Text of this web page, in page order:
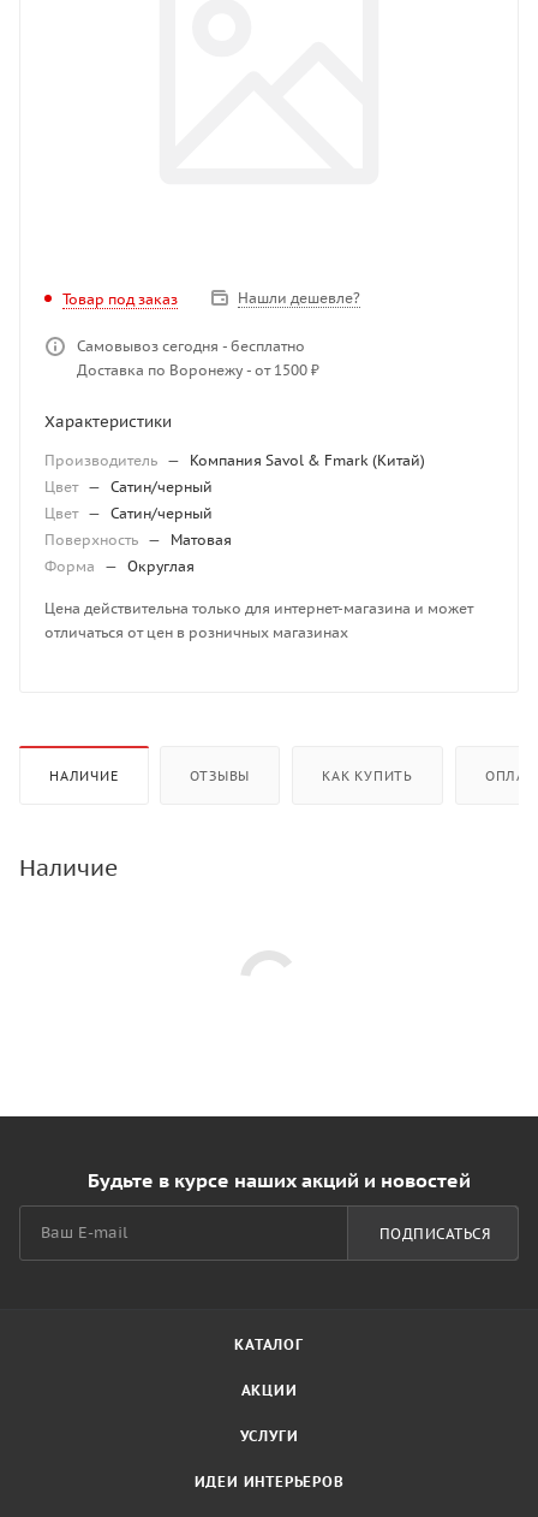
Товар под заказ Нашли дешевле?
Самовывоз сегодня - бесплатно
Доставка по Воронежу - от 1500 ₽
Характеристики
Производитель —
Компания Savol & Fmark (Китай)
Цвет — Сатин/черный
Цвет — Сатин/черный
Поверхность —
Матовая
Форма
— Округлая
Цена действительна только для интернет-магазина и может
отличаться от цен в розничных магазинах
НАЛИЧИЕ ОТЗЫВЫ КАК КУПИТЬ
Наличие
Будьте в курсе наших акций и новостей
ПОДПИСАТЬСЯ
КАТАЛОГ
АКЦИИ
УСЛУГИ
ИДЕИ ИНТЕРЬЕРОВ